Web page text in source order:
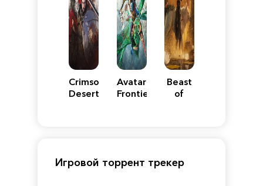
Crimson
Desert
Avatar:
Frontiers
Beast
of
Игровой торрент трекер